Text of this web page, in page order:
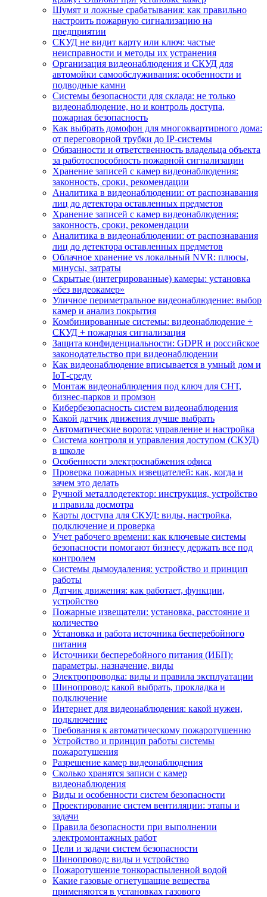
Шумят и ложные срабатывания: как правильно
настроить пожарную сигнализацию на
предприятии
СКУД не видит карту или ключ: частые
неисправности и методы их устранения
Организация видеонаблюдения и СКУД для
автомойки самообслуживания: особенности и
подводные камни
Системы безопасности для склада: не только
видеонаблюдение, но и контроль доступа,
пожарная безопасность
Как выбрать домофон для многоквартирного дома:
от переговорной трубки до IP-системы
Обязанности и ответственность владельца объекта
за работоспособность пожарной сигнализации
Хранение записей с камер видеонаблюдения:
законность, сроки, рекомендации
Аналитика в видеонаблюдении: от распознавания
лиц до детектора оставленных предметов
Хранение записей с камер видеонаблюдения:
законность, сроки, рекомендации
Аналитика в видеонаблюдении: от распознавания
лиц до детектора оставленных предметов
Облачное хранение vs локальный NVR: плюсы,
минусы, затраты
Скрытые (интегрированные) камеры: установка
«без видеокамер»
Уличное периметральное видеонаблюдение: выбор
камер и анализ покрытия
Комбинированные системы: видеонаблюдение +
СКУД + пожарная сигнализация
Защита конфиденциальности: GDPR и российское
законодательство при видеонаблюдении
Как видеонаблюдение вписывается в умный дом и
IoT‑среду
Монтаж видеонаблюдения под ключ для СНТ,
бизнес‑парков и промзон
Кибербезопасность систем видеонаблюдения
Какой датчик движения лучше выбрать
Автоматические ворота: управление и настройка
Система контроля и управления доступом (СКУД)
в школе
Особенности электроснабжения офиса
Проверка пожарных извещателей: как, когда и
зачем это делать
Ручной металлодетектор: инструкция, устройство
и правила досмотра
Карты доступа для СКУД: виды, настройка,
подключение и проверка
Учет рабочего времени: как ключевые системы
безопасности помогают бизнесу держать все под
контролем
Системы дымоудаления: устройство и принцип
работы
Датчик движения: как работает, функции,
устройство
Пожарные извещатели: установка, расстояние и
количество
Установка и работа источника бесперебойного
питания
Источники бесперебойного питания (ИБП):
параметры, назначение, виды
Электропроводка: виды и правила эксплуатации
Шинопровод: какой выбрать, прокладка и
подключение
Интернет для видеонаблюдения: какой нужен,
подключение
Требования к автоматическому пожаротушению
Устройство и принцип работы системы
пожаротушения
Разрешение камер видеонаблюдения
Сколько хранятся записи с камер
видеонаблюдения
Виды и особенности систем безопасности
Проектирование систем вентиляции: этапы и
задачи
Правила безопасности при выполнении
электромонтажных работ
Цели и задачи систем безопасности
Шинопровод: виды и устройство
Пожаротушение тонкораспыленной водой
Какие газовые огнетушащие вещества
применяются в установках газового